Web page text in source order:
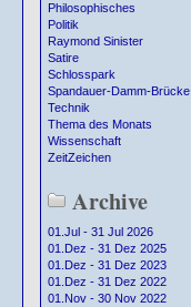
Philosophisches
Politik
Raymond Sinister
Satire
Schlosspark
Spandauer-Damm-Brücke
Technik
Thema des Monats
Wissenschaft
ZeitZeichen
Archive
01.Jul - 31 Jul 2026
01.Dez - 31 Dez 2025
01.Dez - 31 Dez 2023
01.Dez - 31 Dez 2022
01.Nov - 30 Nov 2022